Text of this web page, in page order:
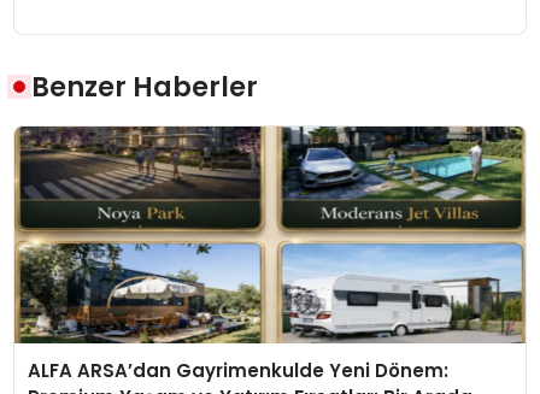
Benzer Haberler
ALFA ARSA’dan Gayrimenkulde Yeni Dönem: